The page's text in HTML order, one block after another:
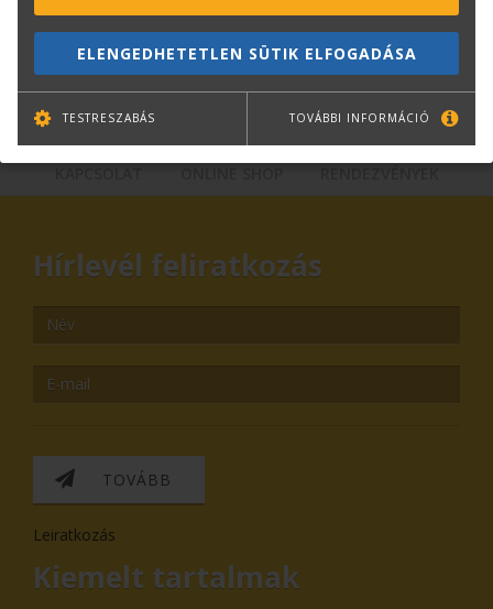
Plotter értékesítés
Hírlevél feliratkozás
TOVÁBB
Leiratkozás
Kiemelt tartalmak
ELENGEDHETETLEN SÜTIK ELFOGADÁSA
TESTRESZABÁS TOVÁBBI INFORMÁCIÓ